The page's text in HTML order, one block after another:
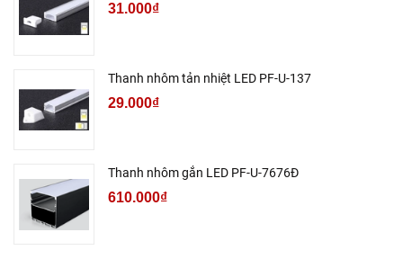
31.000₫
Thanh nhôm tản nhiệt LED PF-U-137
29.000₫
Thanh nhôm gắn LED PF-U-7676Đ
610.000₫